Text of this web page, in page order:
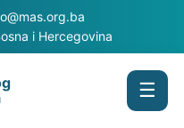
i Hercegovina
☰